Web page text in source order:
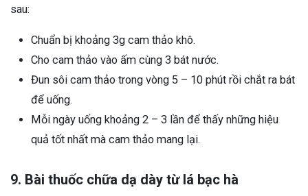
sau:
Chuẩn bị khoảng 3g cam thảo khô.
Cho cam thảo vào ấm cùng 3 bát nước.
Đun sôi cam thảo trong vòng 5 – 10 phút rồi chắt ra bát
để uống.
Mỗi ngày uống khoảng 2 – 3 lần để thấy những hiệu
quả tốt nhất mà cam thảo mang lại.
9. Bài thuốc chữa dạ dày từ lá bạc hà